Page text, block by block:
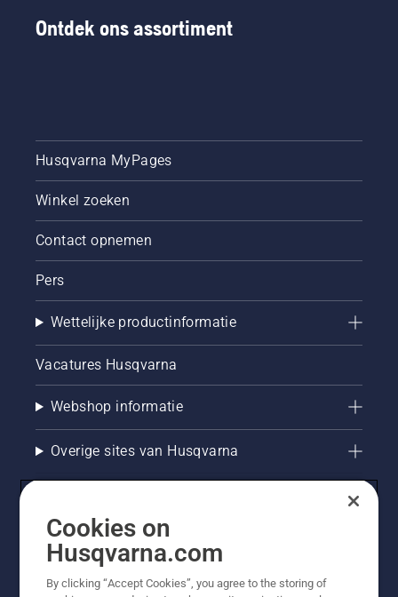
Ontdek ons assortiment
Husqvarna MyPages
Winkel zoeken
Contact opnemen
Pers
Wettelijke productinformatie
Vacatures Husqvarna
Webshop informatie
Overige sites van Husqvarna
Cookies on
Husqvarna.com
By clicking “Accept Cookies”, you agree to the storing of